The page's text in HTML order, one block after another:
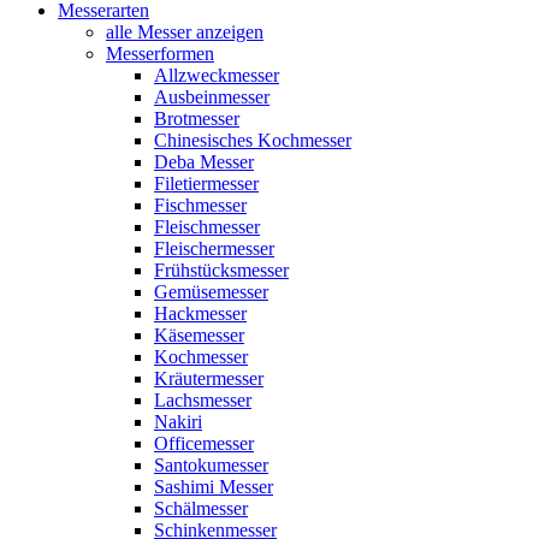
Messerarten
alle Messer anzeigen
Messerformen
Allzweckmesser
Ausbeinmesser
Brotmesser
Chinesisches Kochmesser
Deba Messer
Filetiermesser
Fischmesser
Fleischmesser
Fleischermesser
Frühstücksmesser
Gemüsemesser
Hackmesser
Käsemesser
Kochmesser
Kräutermesser
Lachsmesser
Nakiri
Officemesser
Santokumesser
Sashimi Messer
Schälmesser
Schinkenmesser